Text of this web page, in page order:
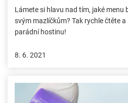
Lámete si hlavu nad tím, jaké menu
svým mazlíčkům? Tak rychle čtěte
parádní hostinu!
8. 6. 2021